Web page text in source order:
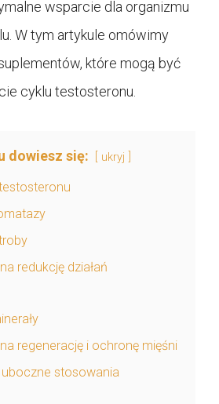
wsparcie dla organizmu
W tym artykule omówimy
które mogą być
cyklu testosteronu.
dowiesz się: ukryj
redukcję działań
regenerację i ochronę mięśni
stosowania